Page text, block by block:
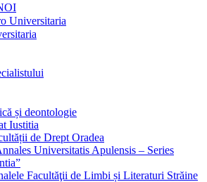
Universitaria
și deontologie
Iustitia
de Drept Oradea
Universitatis Apulensis – Series
Facultăţii de Limbi și Literaturi Străine